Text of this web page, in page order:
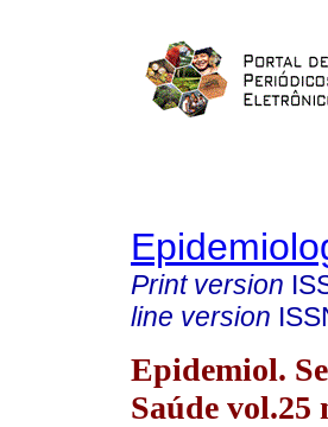
Print version
line version
Epidemiol.
Saúde vol.25